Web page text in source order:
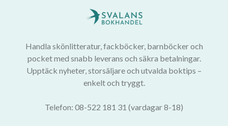
Handla skönlitteratur, fackböcker, barnböcker och
pocket med snabb leverans och säkra betalningar.
Upptäck nyheter, storsäljare och utvalda boktips –
enkelt och tryggt.
Telefon: 08-522 181 31 (vardagar 8-18)